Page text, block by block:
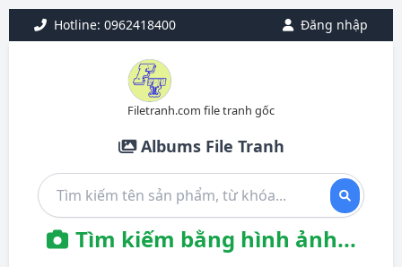
Hotline: 0962418400 Đăng nhập
Filetranh.com file tranh gốc
Albums File Tranh
Tìm kiếm bằng hình ảnh...